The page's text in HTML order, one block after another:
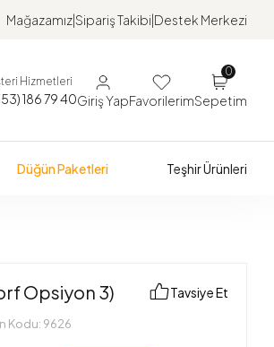
MağazamızSipariş Takibi Destek Merkezi
Hizmetleri
186 79 40Giriş YapFavorilerim
0
Sepetim
Düğün Paketleri Teşhir Ürünleri
Opsiyon 3)
Kodu: 9626
Tavsiye Et